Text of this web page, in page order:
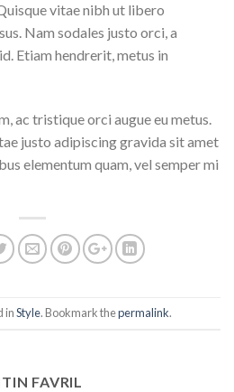
vitae nibh ut libero
Nam sodales justo orci, a
Etiam hendrerit, metus in
ac tristique orci augue eu metus.
justo adipiscing gravida sit amet
elementum quam, vel semper mi
inStyle. Bookmark thepermalink.
FAVRIL